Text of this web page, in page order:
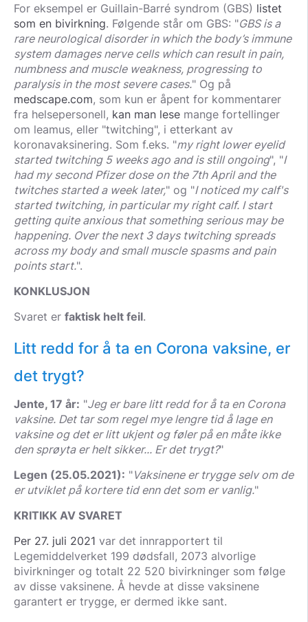
For eksempel er Guillain-Barré syndrom (GBS) listet
som en bivirkning. Følgende står om GBS: "GBS is a
rare neurological disorder in which the body’s immune
system damages nerve cells which can result in pain,
numbness and muscle weakness, progressing to
paralysis in the most severe cases." Og på
medscape.com, som kun er åpent for kommentarer
fra helsepersonell, kan man lese mange fortellinger
om leamus, eller "twitching", i etterkant av
koronavaksinering. Som f.eks. "my right lower eyelid
started twitching 5 weeks ago and is still ongoing", "I
had my second Pfizer dose on the 7th April and the
twitches started a week later," og "I noticed my calf's
started twitching, in particular my right calf. I start
getting quite anxious that something serious may be
happening. Over the next 3 days twitching spreads
across my body and small muscle spasms and pain
points start.".
KONKLUSJON
Svaret er faktisk helt feil.
Litt redd for å ta en Corona vaksine, er
det trygt?
Jente, 17 år: "Jeg er bare litt redd for å ta en Corona
vaksine. Det tar som regel mye lengre tid å lage en
vaksine og det er litt ukjent og føler på en måte ikke
den sprøyta er helt sikker... Er det trygt?"
Legen (25.05.2021): "Vaksinene er trygge selv om de
er utviklet på kortere tid enn det som er vanlig."
KRITIKK AV SVARET
Per 27. juli 2021 var det innrapportert til
Legemiddelverket 199 dødsfall, 2073 alvorlige
bivirkninger og totalt 22 520 bivirkninger som følge
av disse vaksinene. Å hevde at disse vaksinene
garantert er trygge, er dermed ikke sant.